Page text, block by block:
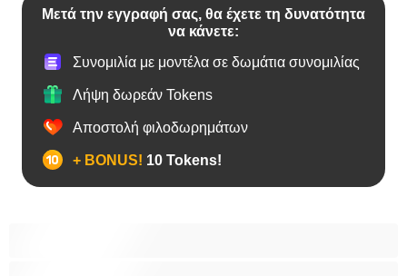
Μετά την εγγραφή σας, θα έχετε τη δυνατότητα
να κάνετε:
Συνομιλία με μοντέλα σε δωμάτια συνομιλίας
Λήψη δωρεάν Tokens
Αποστολή φιλοδωρημάτων
+ BONUS! 10 Tokens!